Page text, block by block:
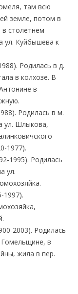
там всю
земле, потом в
в столетнем
ул. Куйбышева к
Родилась в д.
в колхозе. В
в
Родилась в м.
ул. Шлыкова,
1977).
1995). Родилась
ул.
1997).
2003). Родилась
Гомельщине, в
жила в пер.